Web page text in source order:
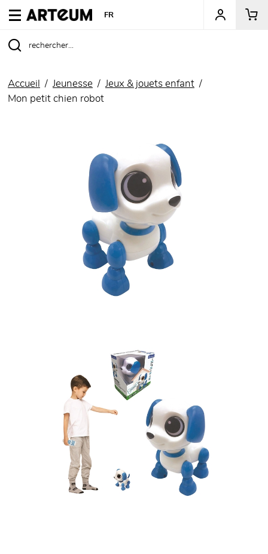
ARTEUM, la référence des boutiques de musées
FR
Accueil Jeunesse
Jeux & jouets enfant
Mon petit chien robot